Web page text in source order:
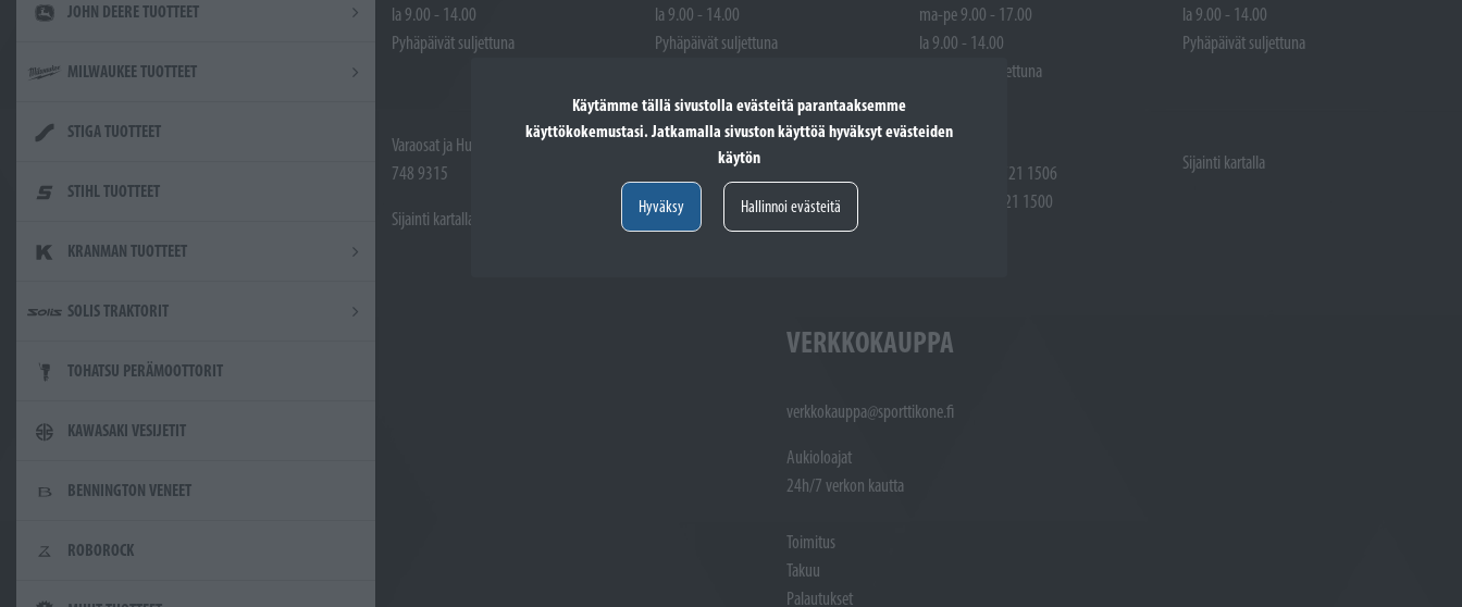
Käytämme tällä sivustolla evästeitä parantaaksemme
käyttökokemustasi. Jatkamalla sivuston käyttöä hyväksyt evästeiden
käytön
Hyväksy Hallinnoi evästeitä
JOHN DEERE TUOTTEET
MILWAUKEE TUOTTEET
STIGA TUOTTEET
STIHL TUOTTEET
KRANMAN TUOTTEET
SOLIS TRAKTORIT
TOHATSU PERÄMOOTTORIT
KAWASAKI VESIJETIT
BENNINGTON VENEET
ROBOROCK
la 9.00 - 14.00
Pyhäpäivät suljettuna
Varaosat ja Huoltotöiden vastaanotto: (02)
748 9315
Sijainti kartalla
la 9.00 - 14.00
Pyhäpäivät suljettuna
Varaosat: (02) 721 1407
Huoltotöiden vastaanotto: 02 7211405
Sijainti kartalla
ma-pe 9.00 - 17.00
la 9.00 - 14.00
Pyhäpäivät suljettuna
Varaosat: (02) 721 1506
Myynti : (02) 721 1500
la 9.00 - 14.00
Pyhäpäivät suljettuna
Sijainti kartalla
VERKKOKAUPPA
verkkokauppa@sporttikone.fi
Aukioloajat
24h/7 verkon kautta
Toimitus
Takuu
Palautukset